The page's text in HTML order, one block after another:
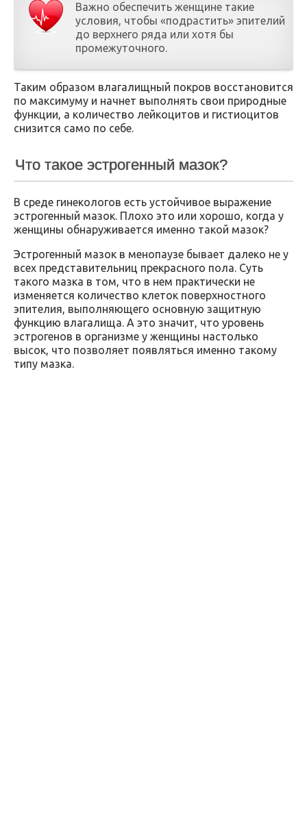
Важно обеспечить женщине такие
условия, чтобы «подрастить» эпителий
до верхнего ряда или хотя бы
промежуточного.
Таким образом влагалищный покров восстановится
по максимуму и начнет выполнять свои природные
функции, а количество лейкоцитов и гистиоцитов
снизится само по себе.
Что такое эстрогенный мазок?
В среде гинекологов есть устойчивое выражение
эстрогенный мазок. Плохо это или хорошо, когда у
женщины обнаруживается именно такой мазок?
Эстрогенный мазок в менопаузе бывает далеко не у
всех представительниц прекрасного пола. Суть
такого мазка в том, что в нем практически не
изменяется количество клеток поверхностного
эпителия, выполняющего основную защитную
функцию влагалища. А это значит, что уровень
эстрогенов в организме у женщины настолько
высок, что позволяет появляться именно такому
типу мазка.